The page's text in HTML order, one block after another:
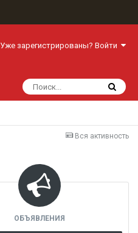
Уже зарегистрированы? Войти
Вся активность
ОБЪЯВЛЕНИЯ